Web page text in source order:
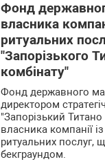
Фонд
власника
ритуальних
"Запорізького
комбінату"
Фонд державного
директором
"Запорізький
власника компанії
ритуальних послуг,
бекграундом.